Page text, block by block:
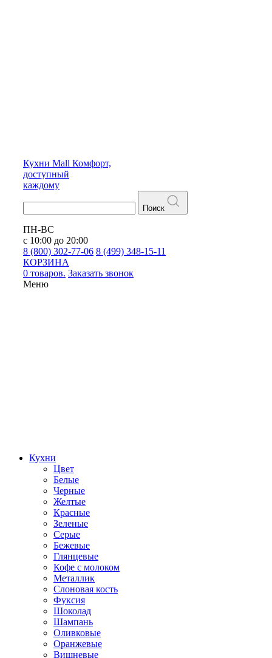
Кухни Mall Комфорт,
доступный
каждому
Поиск
ПН-ВС
с 10:00 до 20:00
8 (800) 302-77-06 8 (499) 348-15-11
КОРЗИНА
0 товаров. Заказать звонок
Меню
Кухни
Цвет
Белые
Черные
Желтые
Красные
Зеленые
Серые
Бежевые
Глянцевые
Кофе с молоком
Металлик
Слоновая кость
Фуксия
Шоколад
Шампань
Оливковые
Оранжевые
Вишневые